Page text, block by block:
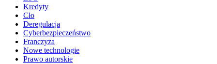
Kredyty
Cło
Deregulacja
Cyberbezpieczeństwo
Franczyza
Nowe technologie
Prawo autorskie